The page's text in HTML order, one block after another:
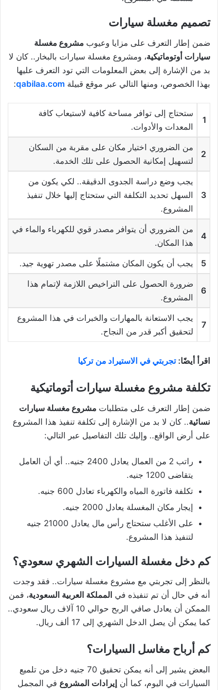
تصميم مغسلة سيارات
ضمن إطار التعرف على مزايا وعيوب مشروع مغسلة
سيارات أوتوماتيكية، ومشروع مغسلة سيارات بالبخار.. كان لا
بد من الإشارة إلى بعض المعلومات التي تود التعرف عليها
بهذا الخصوص، ومنها التالي عبر موقع قبيلة qabilaa.com
:
1
ستحتاج إلى توافر مساحة كافية لاستيعاب كافة
المعدات والأدوات.
2
من الضروري اختيار مكان على مقربة من السكان
لتسهيل إمكانية الحصول على تلك الخدمة.
3
يجب وضع دراسة الجدوى الدقيقة.. لكي يكون من
السهل تحديد التكلفة التي ستحتاج إليها خلال تنفيذ
المشروع.
4
من الضروري أن يتوافر مصدر قوي للكهرباء والماء في
هذا المكان.
5 يجب أن يكون المكان مشتملًا على مصدر تهوية جيد.
6
ضرورة الحصول على التراخيص اللازمة لإتمام هذا
المشروع.
7
يجب الاستعانة بالمهارات والخبرات في هذا المشروع
لتحقيق أكبر قدر من النجاح.
اقرأ أيضًا: تجربتي في الاستيراد من تركيا
تكلفة مشروع مغسلة سيارات أتوماتيكية
ضمن إطار التعرف على متطلبات مشروع مغسلة سيارات
نسائية.. كان لا بد من الإشارة إلى تكلفة تنفيذ هذا المشروع
على أرض الواقع.. وإليك تلك التفاصيل عبر التالي:
راتب 2 من العمال يعادل 2400 جنيه.. أي أن العامل
يتقاضى 1200 جنيه.
تكلفة فاتورة المياه والكهرباء تعادل 600 جنيه.
إيجار مكان المغسلة يعادل 2000 جنيه.
على الأغلب ستحتاج رأس مال يعادل 21000 جنيه
لتنفيذ هذا المشروع.
كم دخل مغسلة السيارات الشهري سعودي؟
بالنظر إلى تجربتي مع مشروع مغسلة سيارات.. فقد وجدت
أنه في حال أن تم تنفيذه في المملكة العربية السعودية، فمن
الممكن أن يعادل صافي الربح حوالي 10 آلاف ريال سعودي..
كما يمكن أن يصل الدخل الشهري إلى 17 ألف ريال.
كم أرباح مغاسل السيارات؟
البعض يشير إلى أنه يمكن تحقيق 70 جنيه دخل من تلميع
السيارات في اليوم، كما أن إيرادات المشروع في المجمل